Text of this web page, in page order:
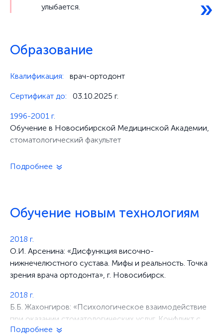
улыбается.
Образование
Квалификация: врач-ортодонт
Сертификат до: 03.10.2025 г.
1996-2001 г.
Обучение в Новосибирской Медицинской Академии,
стоматологический факультет
Клиническая ординатура при Новосибирской
Обучение новым технологиям
2018 г.
О.И. Арсенина: «Дисфункция височно-
нижнечелюстного сустава. Мифы и реальность. Точка
зрения врача ортодонта», г. Новосибирск.
2018 г.
Б.Б. Жахонгиров: «Психологическое взаимодействие
при оказании стоматологических услуг. Конфликт с
пациентом. Стратегии поведения в конфликте», г.